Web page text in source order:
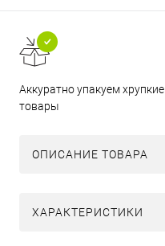
Аккуратно упакуем хрупкие
товары
ОПИСАНИЕ ТОВАРА
ХАРАКТЕРИСТИКИ